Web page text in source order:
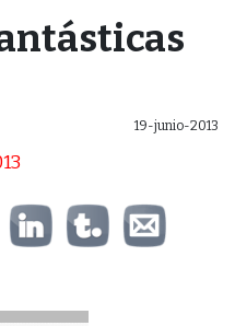
19-junio-2013